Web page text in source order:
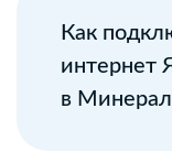
Как
интернет
в